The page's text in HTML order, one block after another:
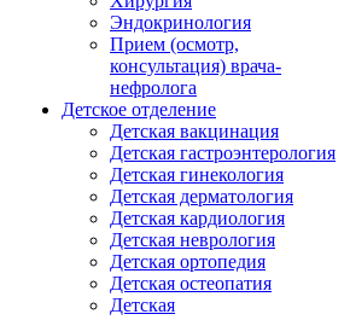
Эндокринология
Прием (осмотр,
консультация) врача-
нефролога
Детское отделение
Детская вакцинация
Детская гастроэнтерология
Детская гинекология
Детская дерматология
Детская кардиология
Детская неврология
Детская ортопедия
Детская остеопатия
Детская